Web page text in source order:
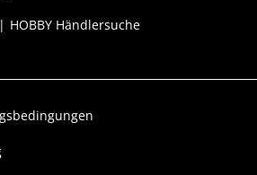
HOBBY Händlersuche